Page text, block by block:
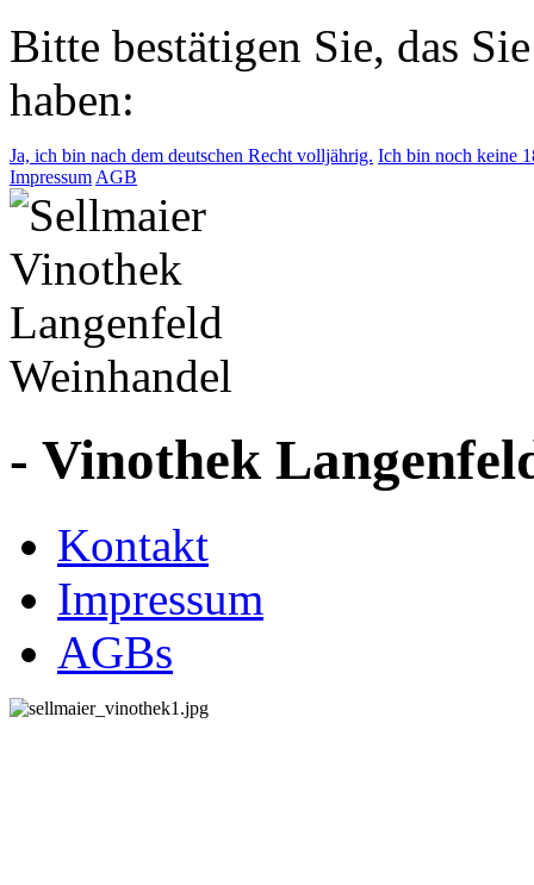
Bitte bestätigen Sie, das
haben:
Ja, ich bin nach dem deutschen Recht volljährig. Ich bin noch keine
Impressum AGB
- Vinothek
Kontakt
Impressum
AGBs